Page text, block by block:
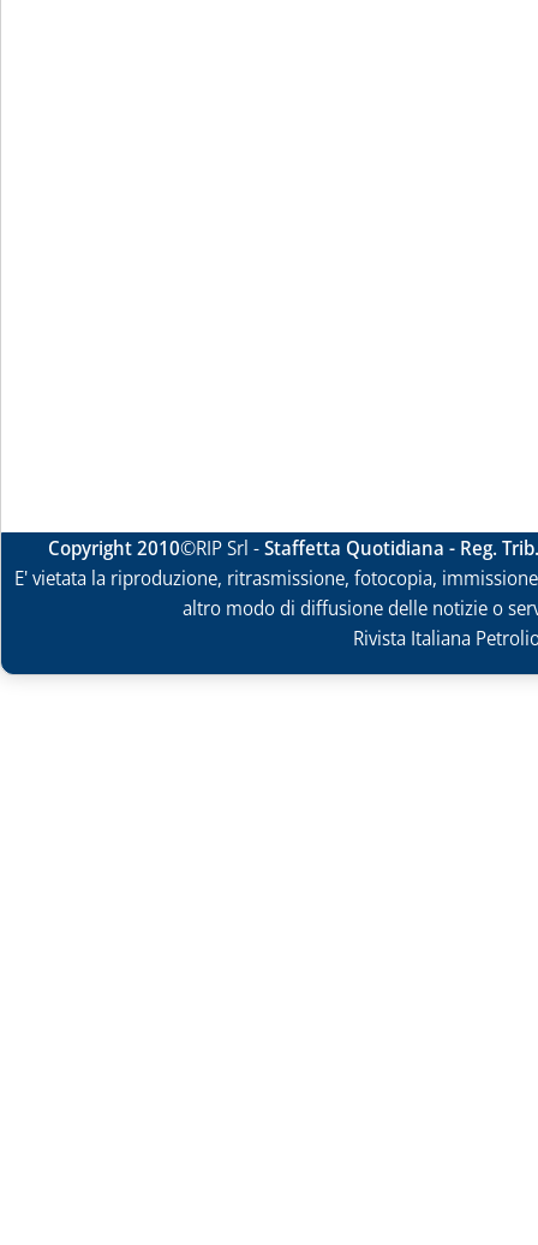
Copyright 2010©RIP Srl -Staffetta Quotidiana - Reg.
E' vietata la riproduzione, ritrasmissione, fotocopia,
altro modo di diffusione delle notizie o
Rivista Italiana